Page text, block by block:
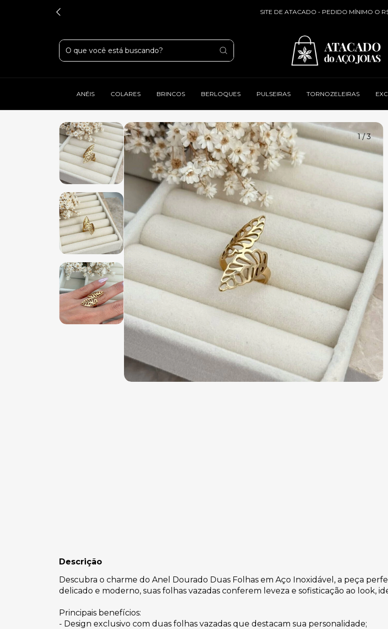
SITE DE ATACADO - PEDIDO MÍNIMO O
ANÉIS COLARES BRINCOS BERLOQUES PULSEIRAS TORNOZELEIRAS
1/3
Descrição
Descubra o charme do Anel Dourado Duas Folhas em Aço Inoxidável, a peça
delicado e moderno, suas folhas vazadas conferem leveza e sofisticação ao look,
Principais benefícios:
- Design exclusivo com duas folhas vazadas que destacam sua personalidade;